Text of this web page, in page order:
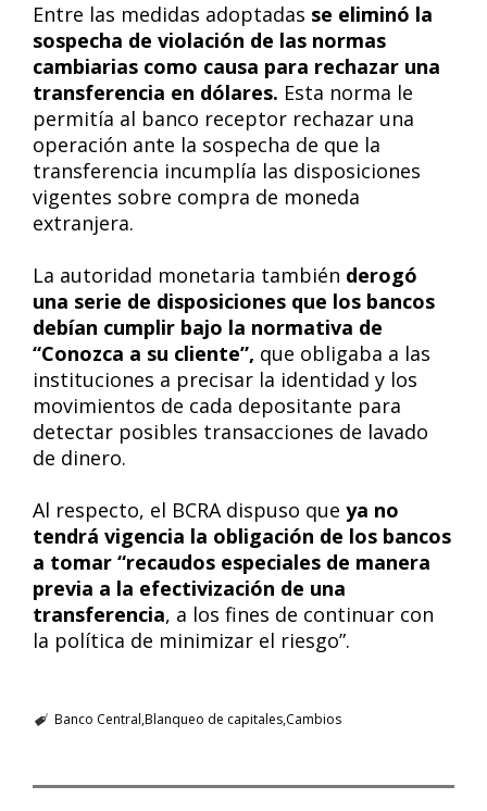
Entre las medidas adoptadas se eliminó la
sospecha de violación de las normas
cambiarias como causa para rechazar una
transferencia en dólares. Esta norma le
permitía al banco receptor rechazar una
operación ante la sospecha de que la
transferencia incumplía las disposiciones
vigentes sobre compra de moneda
extranjera.
La autoridad monetaria también derogó
una serie de disposiciones que los bancos
debían cumplir bajo la normativa de
“Conozca a su cliente”, que obligaba a las
instituciones a precisar la identidad y los
movimientos de cada depositante para
detectar posibles transacciones de lavado
de dinero.
Al respecto, el BCRA dispuso que ya no
tendrá vigencia la obligación de los bancos
a tomar “recaudos especiales de manera
previa a la efectivización de una
transferencia, a los fines de continuar con
la política de minimizar el riesgo”.
Banco Central Blanqueo de capitalesCambios